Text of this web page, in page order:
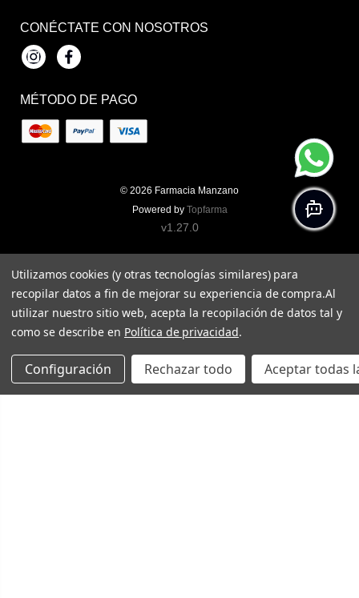
CONÉCTATE CON NOSOTROS
InstagramFacebook
MÉTODO DE PAGO
© 2026 Farmacia Manzano
Powered by Topfarma
v1.27.0
Utilizamos cookies (y otras tecnologías similares) para
recopilar datos a fin de mejorar su experiencia de compra.Al
utilizar nuestro sitio web, acepta la recopilación de datos tal y
como se describe en Política de privacidad.
Configuración Rechazar todo Aceptar todas